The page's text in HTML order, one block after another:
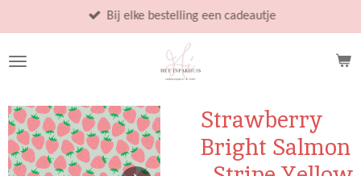
direct
naar
Bij elke bestelling een cadeautje
Strawberry
Bright Salmon